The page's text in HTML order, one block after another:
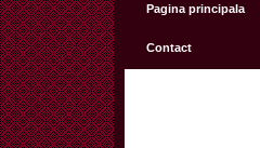
Pagina principala
Contact